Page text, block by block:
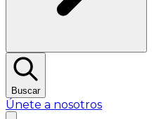
Buscar
Únete a nosotros